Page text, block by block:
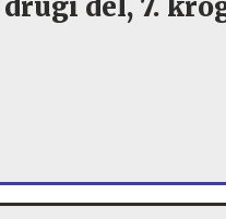
drugi del, 7.